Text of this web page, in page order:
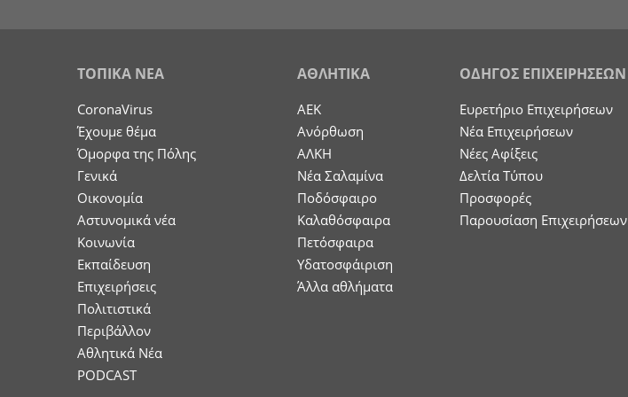
ΤΟΠΙΚΑ ΝΕΑ
CoronaVirus
Έχουμε θέμα
Όμορφα της Πόλης
Γενικά
Οικονομία
Aστυνομικά νέα
Κοινωνία
Εκπαίδευση
Επιχειρήσεις
Πολιτιστικά
Περιβάλλον
Αθλητικά Νέα
PODCAST
ΑΘΛΗΤΙΚΑ
ΑΕΚ
Ανόρθωση
ΑΛΚΗ
Νέα Σαλαμίνα
Ποδόσφαιρο
Καλαθόσφαιρα
Πετόσφαιρα
Υδατοσφάιριση
Άλλα αθλήματα
ΟΔΗΓΟΣ ΕΠΙΧΕΙΡΗΣΕΩΝ
Ευρετήριο Επιχειρήσεων
Nέα Επιχειρήσεων
Νέες Αφίξεις
Δελτία Τύπου
Προσφορές
Παρουσίαση Επιχειρήσεων